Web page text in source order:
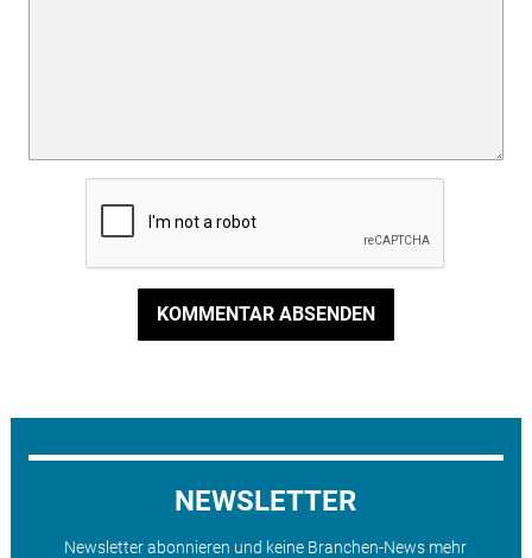
KOMMENTAR ABSENDEN
NEWSLETTER
Newsletter abonnieren und keine Branchen-News mehr